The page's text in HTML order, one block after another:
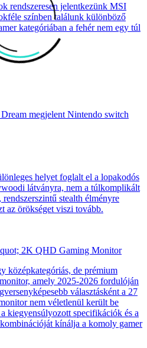
rendszeresen jelentkezünk MSI
színben találunk különböző
kategóriában a fehér nem egy túl
megjelent Nintendo switch
helyet foglalt el a lopakodós
látványra, nem a túlkomplikált
stealth élményre
az örökséget viszi tovább.
2K QHD Gaming Monitor
de prémium
amely 2025-2026 fordulóján
választásként a 27
nem véletlenül került be
kiegyensúlyozott specifikációk és a
kínálja a komoly gamer